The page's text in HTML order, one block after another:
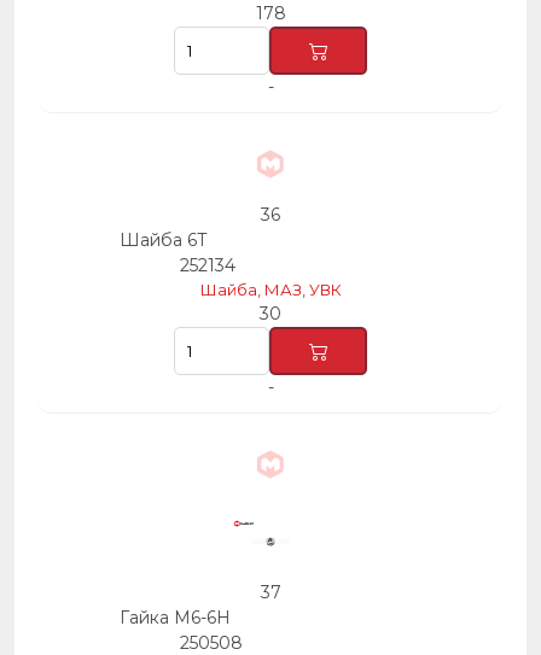
178
-
36
Шайба 6Т
252134
Шайба, МАЗ, УВК
30
-
37
Гайка М6-6Н
250508